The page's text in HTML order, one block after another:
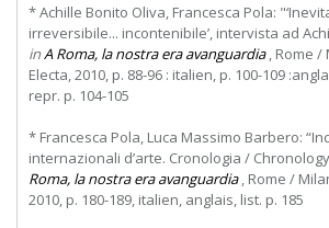
* Achille Bonito Oliva, Francesca Pola:
irreversibile... incontenibile’, intervista ad
inA Roma, la nostra era avanguardia, Rome /
Electa, 2010, p. 88-96 : italien, p. 100-109
repr. p. 104-105
* Francesca Pola, Luca Massimo Barbero:
internazionali d’arte. Cronologia / Chronology
Roma, la nostra era avanguardia, Rome /
2010, p. 180-189, italien, anglais, list. p. 185